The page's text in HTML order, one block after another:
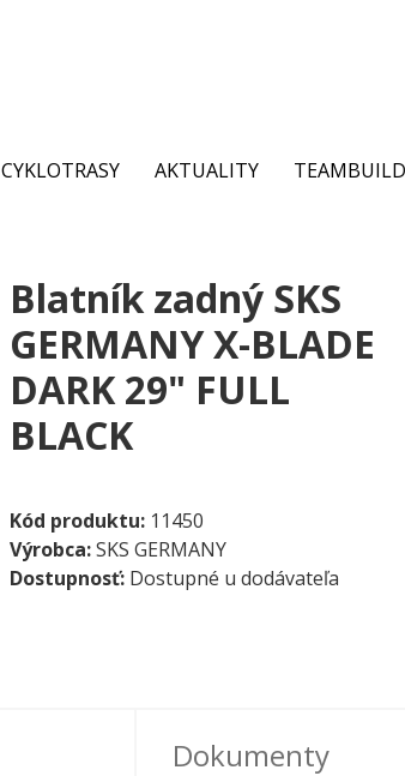
CYKLOTRASY AKTUALITY
Blatník zadný SKS
GERMANY X-BLADE
DARK 29" FULL
BLACK
Kód produktu:11450
Výrobca:SKS GERMANY
Dostupnosť:Dostupné u dodávateľa
Dokumenty